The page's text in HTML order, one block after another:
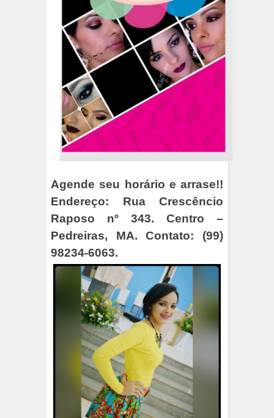
Agende seu horário e arrase!!
Endereço: Rua Crescêncio
Raposo nº 343. Centro –
Pedreiras, MA. Contato: (99)
98234-6063.